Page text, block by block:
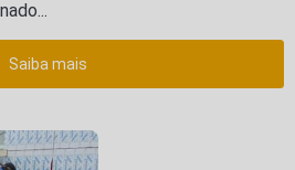
Saiba mais